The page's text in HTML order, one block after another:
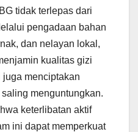
tidak terlepas dari
pengadaan bahan
dan nelayan lokal,
kualitas gizi
menciptakan
menguntungkan.
keterlibatan aktif
ini dapat memperkuat